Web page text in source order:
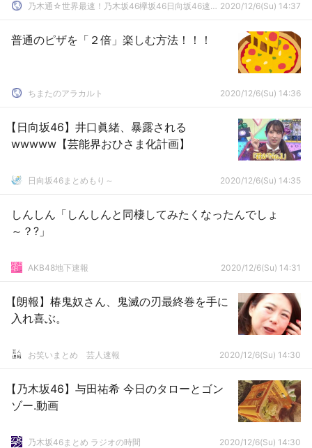
乃木通☆世界最速！乃木坂46欅坂46日向坂46速報まとめ 2020/12/6(Su) 14:37
普通のピザを「２倍」楽しむ方法！！！
ちまたのアラカルト 2020/12/6(Su) 14:36
【日向坂46】井口眞緒、暴露される
wwwww【芸能界おひさま化計画】
日向坂46まとめもり～ 2020/12/6(Su) 14:35
しんしん「しんしんと同棲してみたくなったんでしょ
～？?」
AKB48地下速報 2020/12/6(Su) 14:31
【朗報】椿鬼奴さん、鬼滅の刃最終巻を手に
入れ喜ぶ。
お笑いまとめ 芸人速報 2020/12/6(Su) 14:30
【乃木坂46】与田祐希 今日のタローとゴン
ゾー.動画
乃木坂46まとめ ラジオの時間 2020/12/6(Su) 14:30